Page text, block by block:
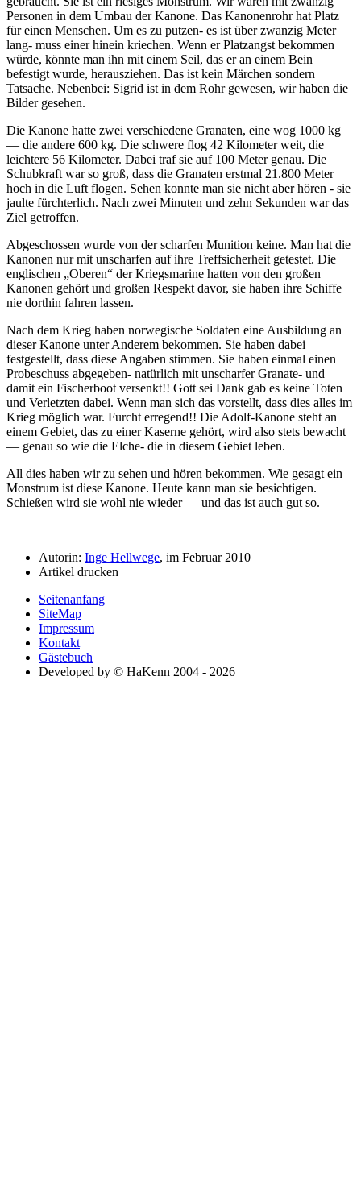
Personen in dem Umbau der Kanone. Das Kanonenrohr hat Platz
für einen Menschen. Um es zu putzen- es ist über zwanzig Meter
lang- muss einer hinein kriechen. Wenn er Platzangst bekommen
würde, könnte man ihn mit einem Seil, das er an einem Bein
befestigt wurde, herausziehen. Das ist kein Märchen sondern
Tatsache. Nebenbei: Sigrid ist in dem Rohr gewesen, wir haben die
Bilder gesehen.
Die Kanone hatte zwei verschiedene Granaten, eine wog 1000 kg
— die andere 600 kg. Die schwere flog 42 Kilometer weit, die
leichtere 56 Kilometer. Dabei traf sie auf 100 Meter genau. Die
Schubkraft war so groß, dass die Granaten erstmal 21.800 Meter
hoch in die Luft flogen. Sehen konnte man sie nicht aber hören - sie
jaulte fürchterlich. Nach zwei Minuten und zehn Sekunden war das
Ziel getroffen.
Abgeschossen wurde von der scharfen Munition keine. Man hat die
Kanonen nur mit unscharfen auf ihre Treffsicherheit getestet. Die
englischen
Oberen
der Kriegsmarine hatten von den großen
Kanonen gehört und großen Respekt davor, sie haben ihre Schiffe
nie dorthin fahren lassen.
Nach dem Krieg haben norwegische Soldaten eine Ausbildung an
dieser Kanone unter Anderem bekommen. Sie haben dabei
festgestellt, dass diese Angaben stimmen. Sie haben einmal einen
Probeschuss abgegeben- natürlich mit unscharfer Granate- und
damit ein Fischerboot versenkt!! Gott sei Dank gab es keine Toten
und Verletzten dabei. Wenn man sich das vorstellt, dass dies alles im
Krieg möglich war. Furcht erregend!! Die Adolf-Kanone steht an
einem Gebiet, das zu einer Kaserne gehört, wird also stets bewacht
— genau so wie die Elche- die in diesem Gebiet leben.
All dies haben wir zu sehen und hören bekommen. Wie gesagt ein
Monstrum ist diese Kanone. Heute kann man sie besichtigen.
Schießen wird sie wohl nie wieder — und das ist auch gut so.
Autorin: Inge Hellwege, im Februar 2010
Artikel drucken
Seitenanfang
SiteMap
Impressum
Kontakt
Gästebuch
Developed by © HaKenn 2004 - 2026